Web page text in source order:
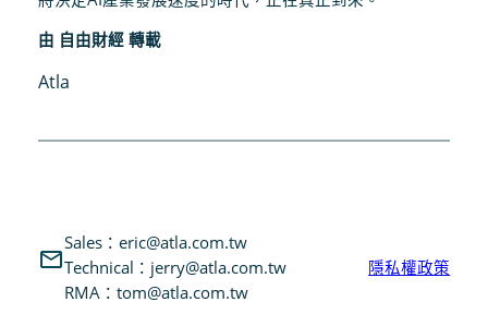
由 自由財經 轉載
Atla
Sales：eric@atla.com.tw
Technical：jerry@atla.com.tw
RMA：tom@atla.com.tw
隱私權政策